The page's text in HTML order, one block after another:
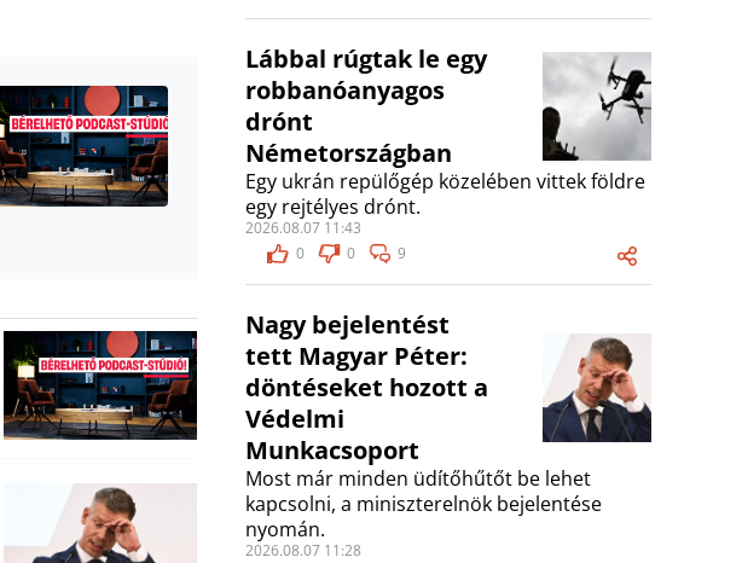
Lábbal rúgtak le egy
robbanóanyagos
drónt
Németországban
Egy ukrán repülőgép közelében vittek földre
egy rejtélyes drónt.
2026.08.07 11:43
0
0 9
Nagy bejelentést
tett Magyar Péter:
döntéseket hozott a
Védelmi
Munkacsoport
Most már minden üdítőhűtőt be lehet
kapcsolni, a miniszterelnök bejelentése
nyomán.
2026.08.07 11:28